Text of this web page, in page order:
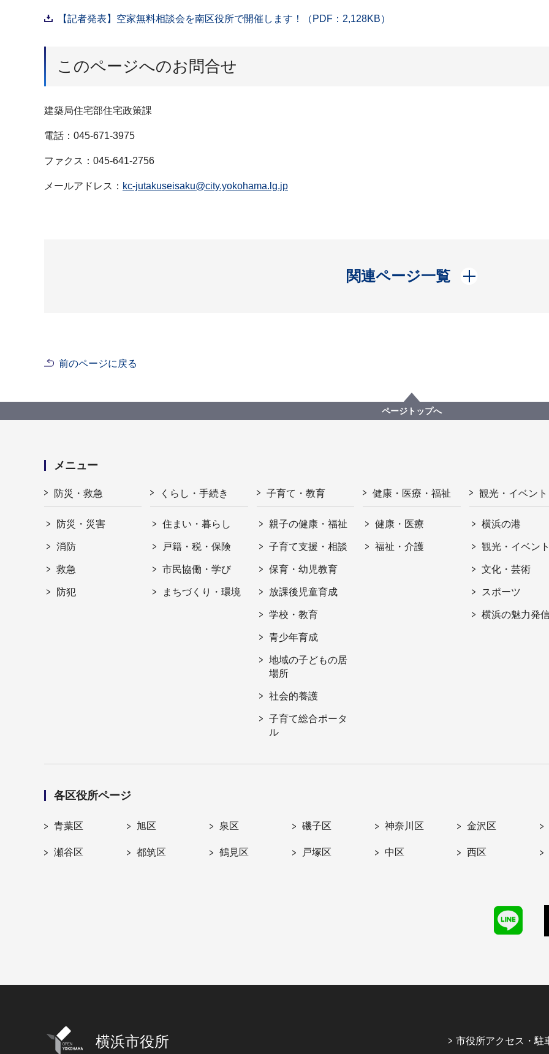
【記者発表】空家無料相談会を南区役所で開催します！（PDF：2,128KB）
このページへのお問合せ
建築局住宅部住宅政策課
電話：045-671-3975
ファクス：045-641-2756
メールアドレス： kc-jutakuseisaku@city.yokohama.lg.jp
関連ページ一覧
開く
前のページに戻る
ページトップへ
メニュー
防災・救急
防災・災害
消防
救急
防犯
くらし・手続き
住まい・暮らし
戸籍・税・保険
市民協働・学び
まちづくり・環境
子育て・教育
親子の健康・福祉
子育て支援・相談
保育・幼児教育
放課後児童育成
学校・教育
青少年育成
地域の子どもの居
場所
社会的養護
子育て総合ポータ
ル
健康・医療・福祉
健康・医療
福祉・介護
観光・イベント
横浜の港
観光・イベン
文化・芸術
スポーツ
横浜の魅力発
各区役所ページ
青葉区 旭区 泉区 磯子区 神奈川区 金沢区
瀬谷区 都筑区 鶴見区 戸塚区 中区 西区
横浜市役所 市役所アクセス・駐